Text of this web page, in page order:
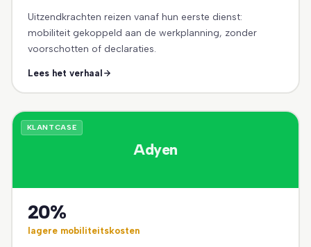
Uitzendkrachten reizen vanaf hun eerste dienst:
mobiliteit gekoppeld aan de werkplanning, zonder
voorschotten of declaraties.
Lees het verhaal
KLANTCASE
Adyen
20%
lagere mobiliteitskosten